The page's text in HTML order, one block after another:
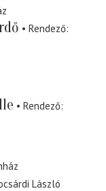
Rendező
Rendező
László